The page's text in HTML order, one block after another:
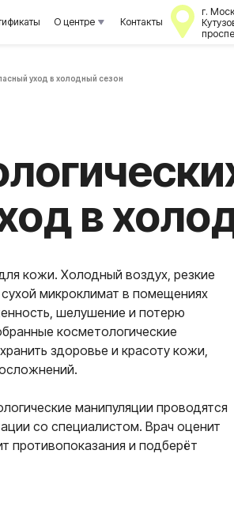
клиентов
г. Москва,
Кутузовский
проспект, д. 18
Контакты
О центре
уход в холодный сезон
в
кожи. Холодный воздух, резкие
микроклимат в помещениях
шелушение и потерю
косметологические
здоровье и красоту кожи,
манипуляции проводятся
со специалистом. Врач оценит
противопоказания и подберёт